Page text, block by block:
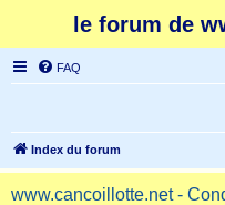
le forum de
FAQ
Index du forum
www.cancoillotte.net -